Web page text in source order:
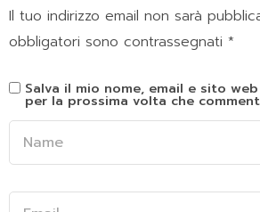
Il tuo indirizzo email non sarà
obbligatori sono contrassegnati *
Salva il mio nome, email e sito
per la prossima volta che